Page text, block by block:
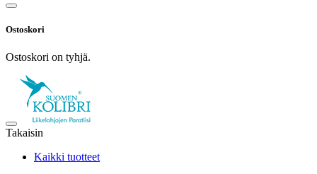
Ostoskori
Ostoskori on tyhjä.
Takaisin
Kaikki tuotteet